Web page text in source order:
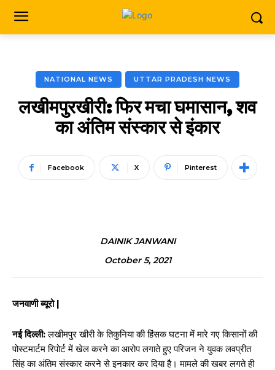
NATIONAL NEWS UTTAR PRADESH NEWS
लखीमपुरखीरी: फिर मचा घमासान, शव
का अंतिम संस्कार से इंकार
Facebook X Pinterest
DAINIK JANWANI
October 5, 2021
जनवाणी ब्यूरो |
नई दिल्ली:लखीमपुर खीरी के तिकुनिया की हिंसक घटना में मारे गए किसानों की
पोस्टमार्टम रिपोर्ट में खेल करने का आरोप लगाते हुए परिजन ने युवक लवप्रीत
सिंह का अंतिम संस्कार करने से इनकार कर दिया है। मामले की खबर लगते ही